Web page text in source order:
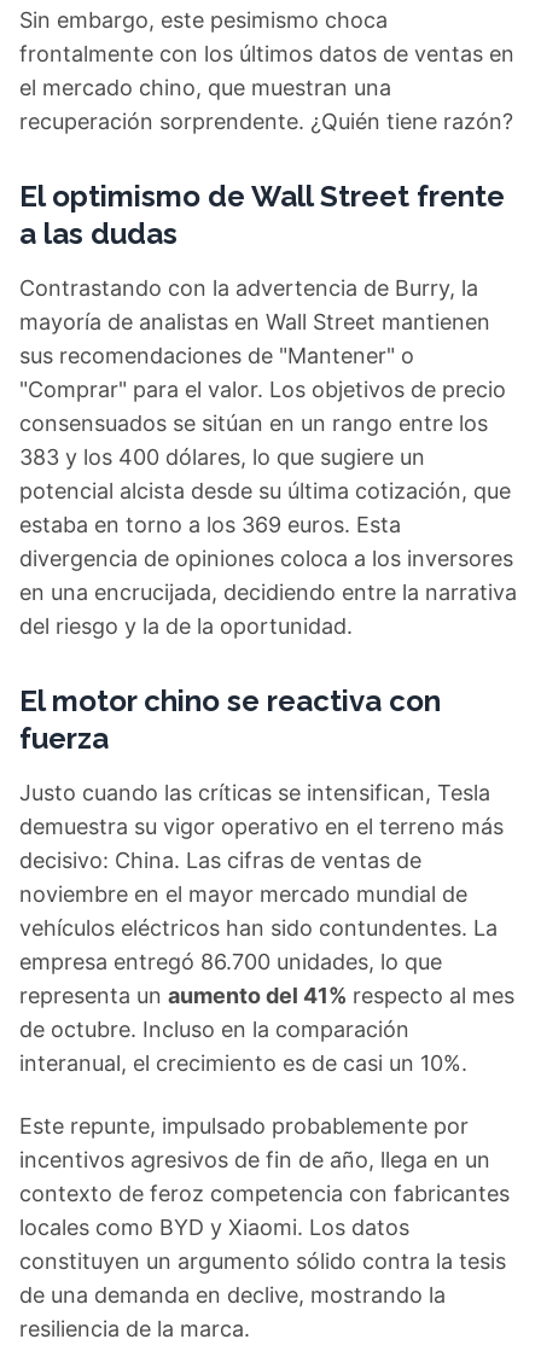
Sin embargo, este pesimismo choca
frontalmente con los últimos datos de ventas en
el mercado chino, que muestran una
recuperación sorprendente. ¿Quién tiene razón?
El optimismo de Wall Street frente
a las dudas
Contrastando con la advertencia de Burry, la
mayoría de analistas en Wall Street mantienen
sus recomendaciones de "Mantener" o
"Comprar" para el valor. Los objetivos de precio
consensuados se sitúan en un rango entre los
383 y los 400 dólares, lo que sugiere un
potencial alcista desde su última cotización, que
estaba en torno a los 369 euros. Esta
divergencia de opiniones coloca a los inversores
en una encrucijada, decidiendo entre la narrativa
del riesgo y la de la oportunidad.
El motor chino se reactiva con
fuerza
Justo cuando las críticas se intensifican, Tesla
demuestra su vigor operativo en el terreno más
decisivo: China. Las cifras de ventas de
noviembre en el mayor mercado mundial de
vehículos eléctricos han sido contundentes. La
empresa entregó 86.700 unidades, lo que
representa un aumento del 41% respecto al mes
de octubre. Incluso en la comparación
interanual, el crecimiento es de casi un 10%.
Este repunte, impulsado probablemente por
incentivos agresivos de fin de año, llega en un
contexto de feroz competencia con fabricantes
locales como BYD y Xiaomi. Los datos
constituyen un argumento sólido contra la tesis
de una demanda en declive, mostrando la
resiliencia de la marca.